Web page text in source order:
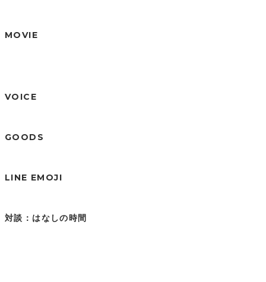
MOVIE
VOICE
GOODS
LINE EMOJI
対談：はなしの時間